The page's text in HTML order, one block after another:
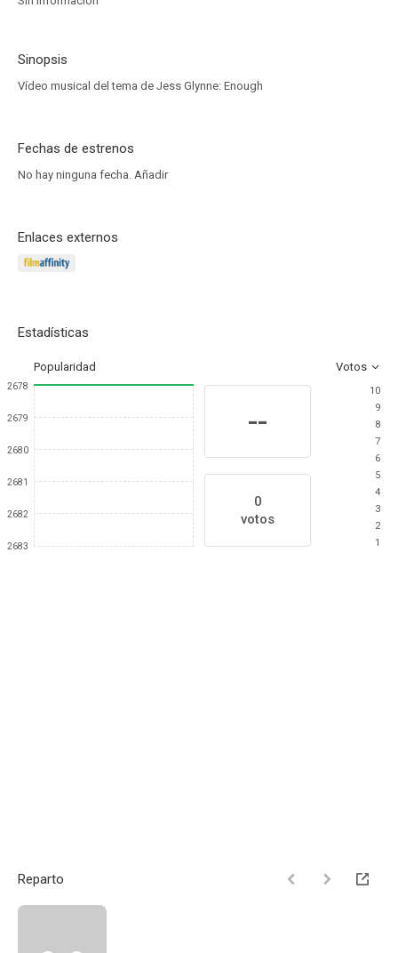
Sinopsis
Vídeo musical del tema de Jess Glynne: Enough
Fechas de estrenos
No hay ninguna fecha. Añadir
Enlaces externos
Estadísticas
Popularidad Votos
2678
2679
2680
2681
2682
2683
--
0
votos
10
9
8
7
6
5
4
3
2
1
Reparto